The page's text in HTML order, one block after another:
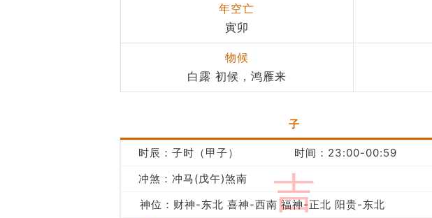
年空亡
寅卯
物候
白露 初候，鸿雁来
子
吉
时辰：子时（甲子）
时间：23:00-00:59
冲煞：冲马(戊午)煞南
神位：财神-东北 喜神-西南 福神-正北 阳贵-东北